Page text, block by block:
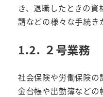
き、退職したときの
請などの様々な手続き
1.2. ２号業務
社会保険や労働保険
金台帳や出勤簿など